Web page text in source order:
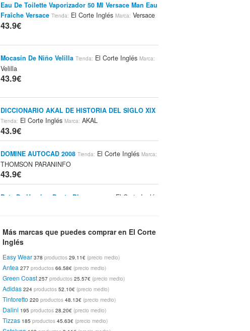
Eau De Toilette Vaporizador 50 Ml Versace Man Eau
Fraîche Versace Tienda: El Corte Inglés Marca: Versace
43.9€
Mocasín De Niño Velilla Tienda: El Corte Inglés Marca:
Velilla
43.9€
DICCIONARIO AKAL DE HISTORIA DEL SIGLO XIX
Tienda: El Corte Inglés Marca: AKAL
43.9€
DOMINE AUTOCAD 2008 Tienda: El Corte Inglés Marca:
THOMSON PARANINFO
43.9€
Bata De Hombre Punto Blanco El Corte Inglés
Marca: Converse
43.95€
Bolso N-Sonser Converse Tienda:El Corte Inglés
Marca:Converse
43.95€
Más marcas que puedes comprar en El Corte
Inglés
Easy Wear 378productos 29.11€ (precio medio)
Antea 277productos 66.58€ (precio medio)
Green Coast 257productos 25.57€ (precio medio)
Adidas 224productos 52.10€ (precio medio)
Tintoretto 220productos 48.13€ (precio medio)
Dalini 195productos 28.20€ (precio medio)
Tizzas 185productos 45.63€ (precio medio)